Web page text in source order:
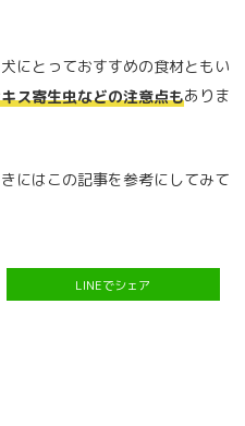
にとっておすすめの食材ともい
ス寄生虫などの注意点もありま
にはこの記事を参考にしてみて
LINEでシェア